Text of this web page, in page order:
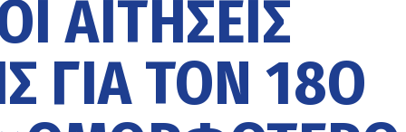
ΑΙΤΉΣΕΙΣ
ΓΙΑ ΤΟΝ 18Ο